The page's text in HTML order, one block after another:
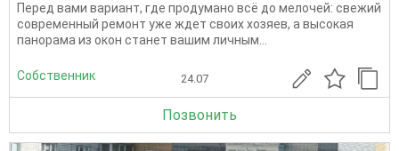
Перед вами вариант, где продумано всё до мелочей: свежий
современный ремонт уже ждет своих хозяев, а высокая
панорама из окон станет вашим личным...
Собственник 24.07
Позвонить